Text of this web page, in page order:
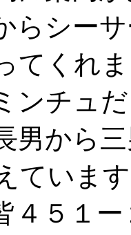
らシー
てくれ
ンチュ
男から
ていま
４５１